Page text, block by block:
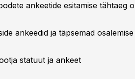
ankeetide esitamise tähtaeg
ankeedid ja täpsemad
statuut ja ankeet